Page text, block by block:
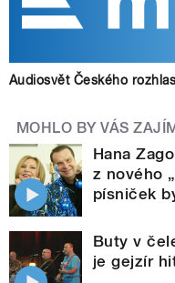
Audiosvět Českého
MOHLO BY VÁS
Hana
z nového
písniček
Buty v
je gejzír